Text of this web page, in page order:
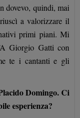
dovevo, quindi, mai
a valorizzare il
primi piani. Mi
Giorgio Gatti con
te i cantanti e gli
Domingo. Ci
esperienza?